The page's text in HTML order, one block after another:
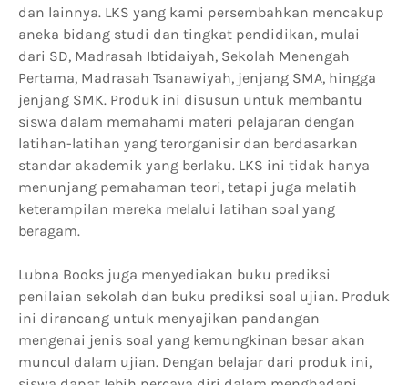
dan lainnya. LKS yang kami persembahkan mencakup
aneka bidang studi dan tingkat pendidikan, mulai
dari SD, Madrasah Ibtidaiyah, Sekolah Menengah
Pertama, Madrasah Tsanawiyah, jenjang SMA, hingga
jenjang SMK. Produk ini disusun untuk membantu
siswa dalam memahami materi pelajaran dengan
latihan-latihan yang terorganisir dan berdasarkan
standar akademik yang berlaku. LKS ini tidak hanya
menunjang pemahaman teori, tetapi juga melatih
keterampilan mereka melalui latihan soal yang
beragam.
Lubna Books juga menyediakan buku prediksi
penilaian sekolah dan buku prediksi soal ujian. Produk
ini dirancang untuk menyajikan pandangan
mengenai jenis soal yang kemungkinan besar akan
muncul dalam ujian. Dengan belajar dari produk ini,